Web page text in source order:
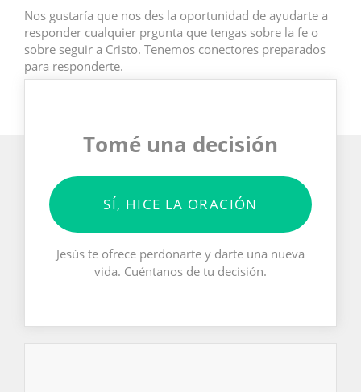
Nos gustaría que nos des la oportunidad de ayudarte a
responder cualquier prgunta que tengas sobre la fe o
sobre seguir a Cristo. Tenemos conectores preparados
para responderte.
Tomé una decisión
SÍ, HICE LA ORACIÓN
Jesús te ofrece perdonarte y darte una nueva
vida. Cuéntanos de tu decisión.